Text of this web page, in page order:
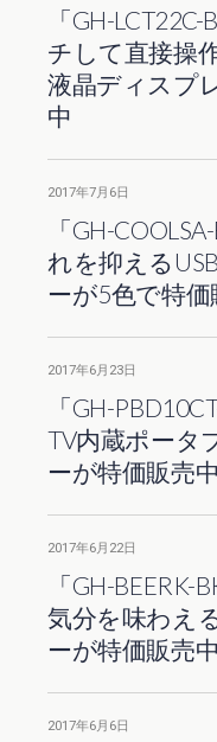
「GH-
チして直接操
液晶ディスプ
中
2017年7月6日
「GH-
れを抑える
ーが5色で特価
2017年6月23日
「GH-
TV内蔵ポータ
ーが特価販売中
2017年6月22日
「GH-
気分を味わえ
ーが特価販売中
2017年6月6日